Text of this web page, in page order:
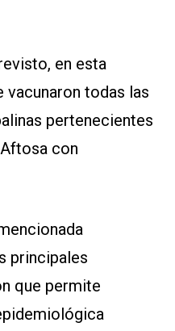
en esta
vacunaron todas las
pertenecientes
con
principales
que permite